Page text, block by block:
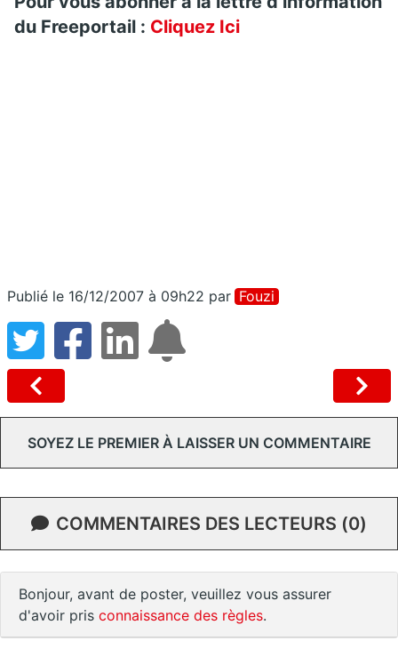
du Freeportail : Cliquez Ici
Publié le 16/12/2007 à 09h22 par Fouzi
SOYEZ LE PREMIER À LAISSER UN COMMENTAIRE
COMMENTAIRES DES LECTEURS (0)
Bonjour, avant de poster, veuillez vous assurer
d'avoir pris connaissance des règles.